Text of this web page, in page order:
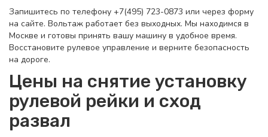
Запишитесь по телефону +7(495) 723-0873 или через форму
на сайте. Вольтаж работает без выходных. Мы находимся в
Москве и готовы принять вашу машину в удобное время.
Восстановите рулевое управление и верните безопасность
на дороге.
Цены на снятие установку
рулевой рейки и сход
развал